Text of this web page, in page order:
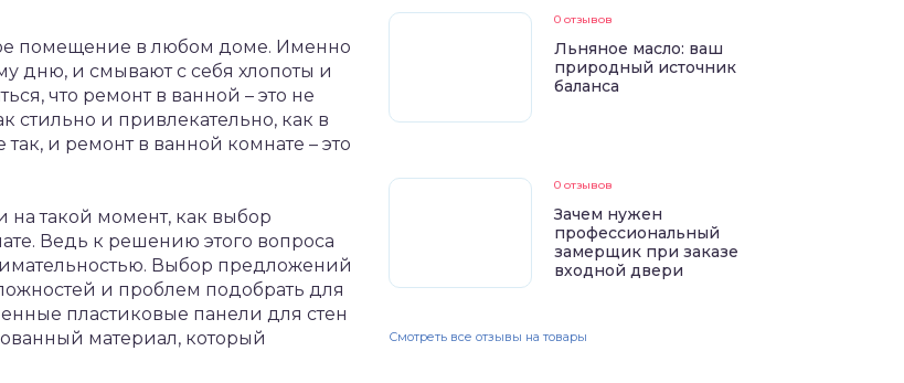
помещение в любом доме. Именно
дню, и смывают с себя хлопоты и
что ремонт в ванной – это не
стильно и привлекательно, как в
и ремонт в ванной комнате – это
такой момент, как выбор
Ведь к решению этого вопроса
Выбор предложений
и проблем подобрать для
пластиковые панели для стен
материал, который
0 отзывов
Льняное масло: ваш
природный источник
баланса
0 отзывов
Зачем нужен
профессиональный
замерщик при заказе
входной двери
Смотреть все отзывы на товары